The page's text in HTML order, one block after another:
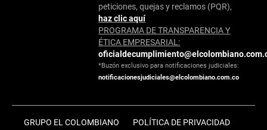
peticiones, quejas y reclamos (PQR),
haz clic aquí
PROGRAMA DE TRANSPARENCIA Y
ÉTICA EMPRESARIAL:
*Buzón exclusivo para notificaciones judiciales:
notificacionesjudiciales@elcolombiano.com.co
GRUPO EL COLOMBIANO POLÍTICA DE PRIVACIDAD